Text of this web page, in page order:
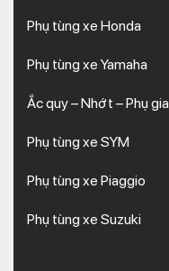
Phụ tùng xe Honda
Phụ tùng xe Yamaha
Ắc quy – Nhớt – Phụ gia
Phụ tùng xe SYM
Phụ tùng xe Piaggio
Phụ tùng xe Suzuki